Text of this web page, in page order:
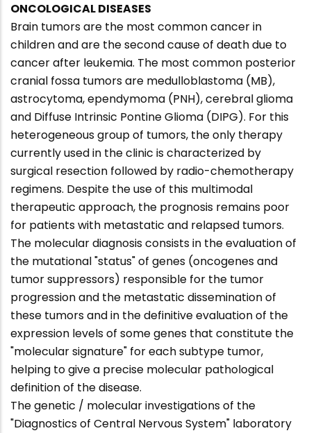
ONCOLOGICAL DISEASES
Brain tumors are the most common cancer in
children and are the second cause of death due to
cancer after leukemia. The most common posterior
cranial fossa tumors are medulloblastoma (MB),
astrocytoma, ependymoma (PNH), cerebral glioma
and Diffuse Intrinsic Pontine Glioma (DIPG). For this
heterogeneous group of tumors, the only therapy
currently used in the clinic is characterized by
surgical resection followed by radio-chemotherapy
regimens. Despite the use of this multimodal
therapeutic approach, the prognosis remains poor
for patients with metastatic and relapsed tumors.
The molecular diagnosis consists in the evaluation of
the mutational "status" of genes (oncogenes and
tumor suppressors) responsible for the tumor
progression and the metastatic dissemination of
these tumors and in the definitive evaluation of the
expression levels of some genes that constitute the
"molecular signature" for each subtype tumor,
helping to give a precise molecular pathological
definition of the disease.
The genetic / molecular investigations of the
"Diagnostics of Central Nervous System" laboratory